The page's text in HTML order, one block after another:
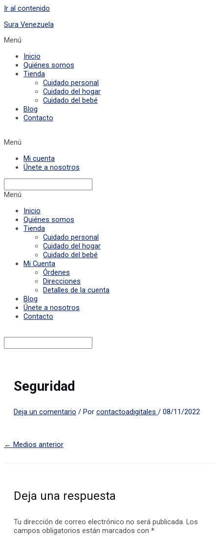
Ir al contenido
Sura Venezuela
Menú
Inicio
Quiénes somos
Tienda
Cuidado personal
Cuidado del hogar
Cuidado del bebé
Blog
Contacto
Menú
Mi cuenta
Únete a nosotros
Menú
Inicio
Quiénes somos
Tienda
Cuidado personal
Cuidado del hogar
Cuidado del bebé
Mi Cuenta
Órdenes
Direcciones
Detalles de la cuenta
Blog
Únete a nosotros
Contacto
Seguridad
Deja un comentario / Por contactoadigitales / 08/11/2022
← Medios anterior
Deja una respuesta
Tu dirección de correo electrónico no será publicada. Los
campos obligatorios están marcados con *